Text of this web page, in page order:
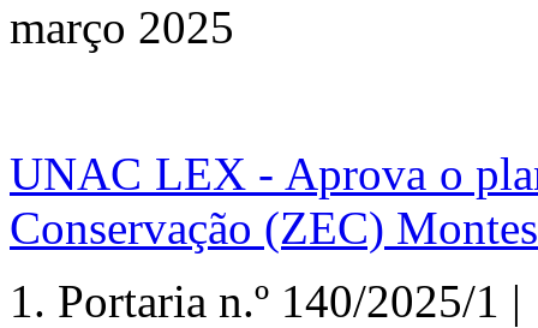
março 2025
UNAC LEX - Aprova o
Conservação (ZEC)
1. Portaria n.º 140/2025/1 |